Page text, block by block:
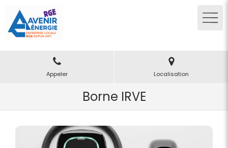
Appeler Localisation
Borne IRVE